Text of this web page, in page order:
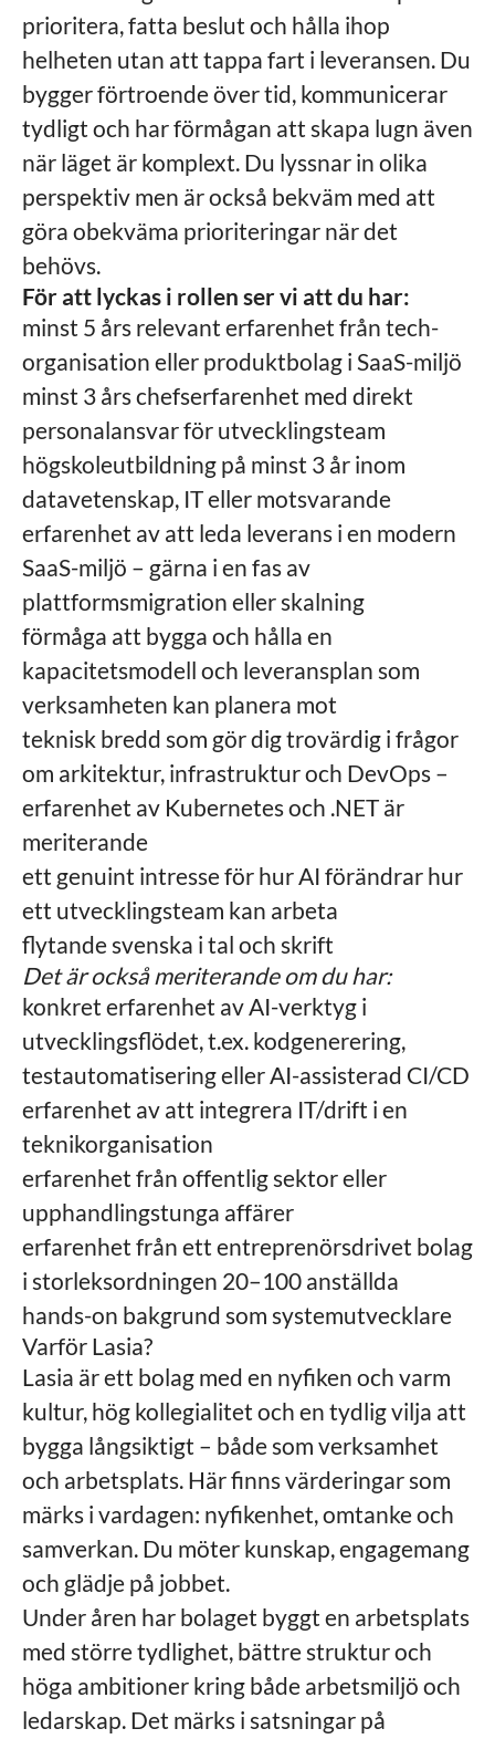
prioritera, fatta beslut och hålla ihop
helheten utan att tappa fart i leveransen. Du
bygger förtroende över tid, kommunicerar
tydligt och har förmågan att skapa lugn även
när läget är komplext. Du lyssnar in olika
perspektiv men är också bekväm med att
göra obekväma prioriteringar när det
behövs.
För att lyckas i rollen ser vi att du har:
minst 5 års relevant erfarenhet från tech-
organisation eller produktbolag i SaaS-miljö
minst 3 års chefserfarenhet med direkt
personalansvar för utvecklingsteam
högskoleutbildning på minst 3 år inom
datavetenskap, IT eller motsvarande
erfarenhet av att leda leverans i en modern
SaaS-miljö – gärna i en fas av
plattformsmigration eller skalning
förmåga att bygga och hålla en
kapacitetsmodell och leveransplan som
verksamheten kan planera mot
teknisk bredd som gör dig trovärdig i frågor
om arkitektur, infrastruktur och DevOps –
erfarenhet av Kubernetes och .NET är
meriterande
ett genuint intresse för hur AI förändrar hur
ett utvecklingsteam kan arbeta
flytande svenska i tal och skrift
Det är också meriterande om du har:
konkret erfarenhet av AI-verktyg i
utvecklingsflödet, t.ex. kodgenerering,
testautomatisering eller AI-assisterad CI/CD
erfarenhet av att integrera IT/drift i en
teknikorganisation
erfarenhet från offentlig sektor eller
upphandlingstunga affärer
erfarenhet från ett entreprenörsdrivet bolag
i storleksordningen 20–100 anställda
hands-on bakgrund som systemutvecklare
Varför Lasia?
Lasia är ett bolag med en nyfiken och varm
kultur, hög kollegialitet och en tydlig vilja att
bygga långsiktigt – både som verksamhet
och arbetsplats. Här finns värderingar som
märks i vardagen: nyfikenhet, omtanke och
samverkan. Du möter kunskap, engagemang
och glädje på jobbet.
Under åren har bolaget byggt en arbetsplats
med större tydlighet, bättre struktur och
höga ambitioner kring både arbetsmiljö och
ledarskap. Det märks i satsningar på